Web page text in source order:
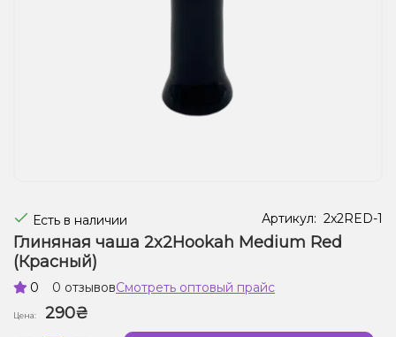
Жидкости для электронных сигарет
Есть в наличии Артикул: 2x2RED-1
Глиняная чаша 2x2Hookah Medium Red
(Красный)
0 0 отзывовСмотреть оптовый прайс
Цена: 290₴